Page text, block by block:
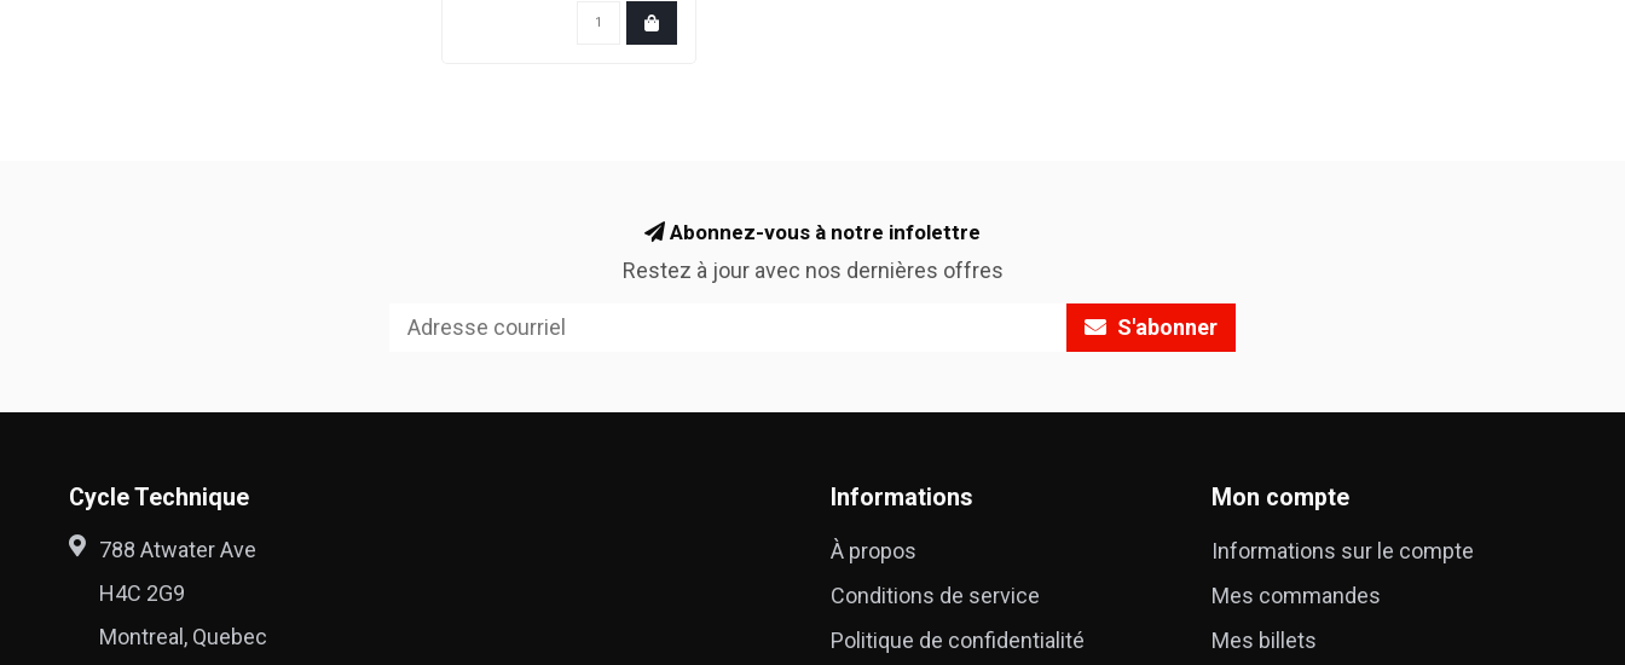
Abonnez-vous à notre infolettre
Restez à jour avec nos dernières offres
S'abonner
Cycle Technique
788 Atwater Ave
H4C 2G9
Montreal, Quebec
Informations
À propos
Conditions de service
Politique de confidentialité
Mon compte
Informations sur le compte
Mes commandes
Mes billets